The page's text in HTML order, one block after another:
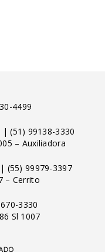
4499
|(51) 99138-3330
– Auxiliadora
| (55) 99979-3397
– Cerrito
3330
Sl 1007